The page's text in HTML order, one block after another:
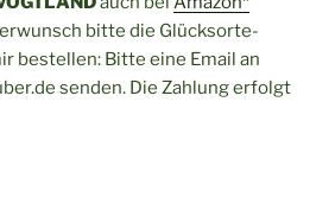
bitte die Glücksorte-
bestellen: Bitte eine Email an
senden. Die Zahlung erfolgt